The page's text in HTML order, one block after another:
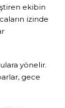
ekibin
izinde
yönelir.
gece